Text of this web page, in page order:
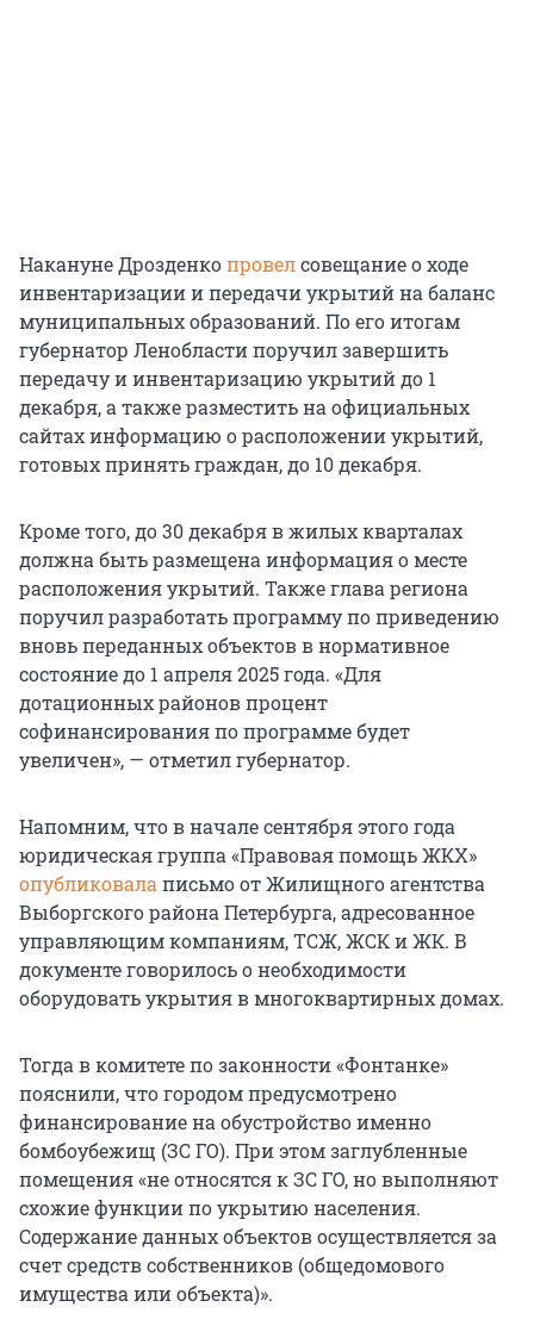
Накануне Дрозденкопровелсовещание о ходе
инвентаризации и передачи укрытий на баланс
муниципальных образований. По его итогам
губернатор Ленобласти поручил завершить
передачу и инвентаризацию укрытий до 1
декабря, а также разместить на официальных
сайтах информацию о расположении укрытий,
готовых принять граждан, до 10 декабря.
Кроме того, до 30 декабря в жилых кварталах
должна быть размещена информация о месте
расположения укрытий. Также глава региона
поручил разработать программу по приведению
вновь переданных объектов в нормативное
состояние до 1 апреля 2025 года. «Для
дотационных районов процент
софинансирования по программе будет
увеличен», — отметил губернатор.
Напомним, что в начале сентября этого года
юридическая группа «Правовая помощь ЖКХ»
опубликовала письмо от Жилищного агентства
Выборгского района Петербурга, адресованное
управляющим компаниям, ТСЖ, ЖСК и ЖК. В
документе говорилось о необходимости
оборудовать укрытия в многоквартирных домах.
Тогда в комитете по законности «Фонтанке»
пояснили, что городом предусмотрено
финансирование на обустройство именно
бомбоубежищ (ЗС ГО). При этом заглубленные
помещения «не относятся к ЗС ГО, но выполняют
схожие функции по укрытию населения.
Содержание данных объектов осуществляется за
счет средств собственников (общедомового
имущества или объекта)».